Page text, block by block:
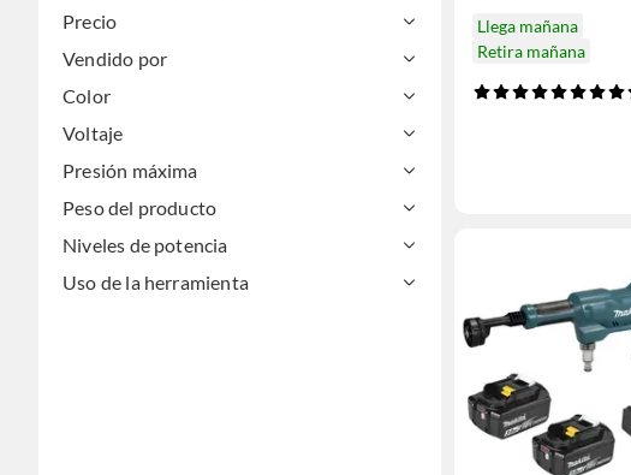
Precio
Vendido por
Color
Voltaje
Presión máxima
Peso del producto
Niveles de potencia
Uso de la herramienta
Llega mañana
Retira mañana